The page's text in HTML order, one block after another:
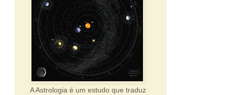
A Astrologia é um estudo que traduz